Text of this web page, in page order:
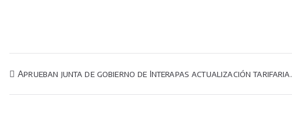
Navegación
de
Aprueban junta de gobierno de Interapas actualización tarifaria.